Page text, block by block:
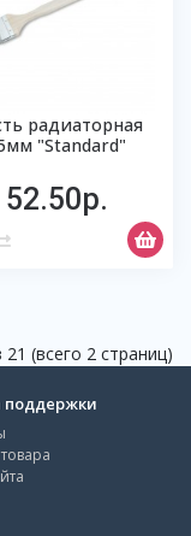
радиаторная
"Standard"
52.50р.
(всего 2 страниц)
поддержки